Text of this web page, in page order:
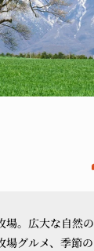
。 広大な自然の
場グルメ、季節の